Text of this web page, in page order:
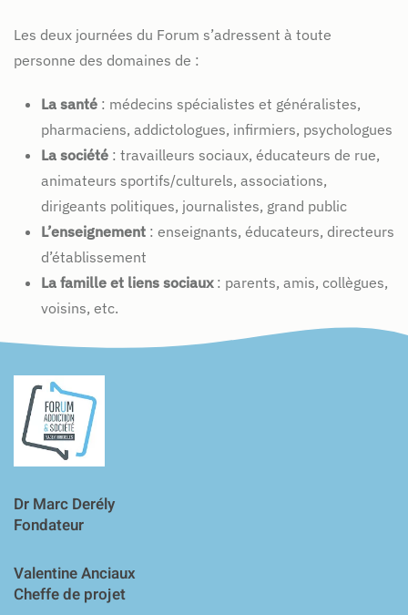
Les deux journées du Forum s’adressent à toute
personne des domaines de :
La santé : médecins spécialistes et généralistes,
pharmaciens, addictologues, infirmiers, psychologues
La société : travailleurs sociaux, éducateurs de rue,
animateurs sportifs/culturels, associations,
dirigeants politiques, journalistes, grand public
L’enseignement : enseignants, éducateurs, directeurs
d’établissement
La famille et liens sociaux: parents, amis, collègues,
voisins, etc.
Dr Marc Derély
Fondateur
Valentine Anciaux
Cheffe de projet